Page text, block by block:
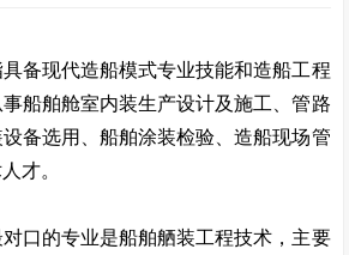
备现代造船模式专业技能和造船工程
船舶舱室内装生产设计及施工、管路
备选用、船舶涂装检验、造船现场管
才。
口的专业是船舶舾装工程技术，主要